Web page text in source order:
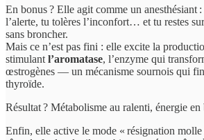
En bonus ? Elle agit comme un anesthésiant
l’alerte, tu tolères l’inconfort… et tu restes
sans broncher.
Mais ce n’est pas fini : elle excite la
stimulant l’aromatase, l’enzyme qui
œstrogènes — un mécanisme sournois qui
thyroïde.
Résultat ? Métabolisme au ralenti, énergie en
Enfin, elle active le mode « résignation